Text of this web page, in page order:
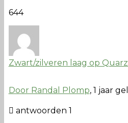
644
Zwart/zilveren laag op
Door Randal Plomp, 1 jaar
antwoorden 1